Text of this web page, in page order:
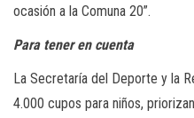
ocasión a la Comuna 20”.
Para tener en cuenta
La Secretaría del Deporte y la
4.000 cupos para niños,